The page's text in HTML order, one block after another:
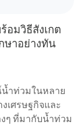
อมวิธีสังเกต
ษาอย่างทัน
ำท่วมในหลาย
เศรษฐกิจและ
งๆ ที่มากับน้ำท่วม